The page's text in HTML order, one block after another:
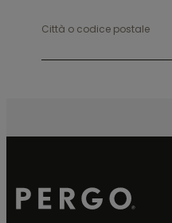
Città o codice postale